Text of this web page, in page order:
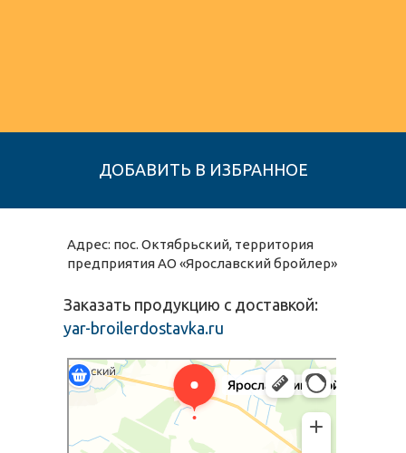
Адрес: пос. Октябрьский, территория
предприятия АО «Ярославский бройлер»
Ярославский бройлер
Животноводческое хозяйство в Ярославской области
Заказать продукцию с доставкой:
yar-broilerdostavka.ru